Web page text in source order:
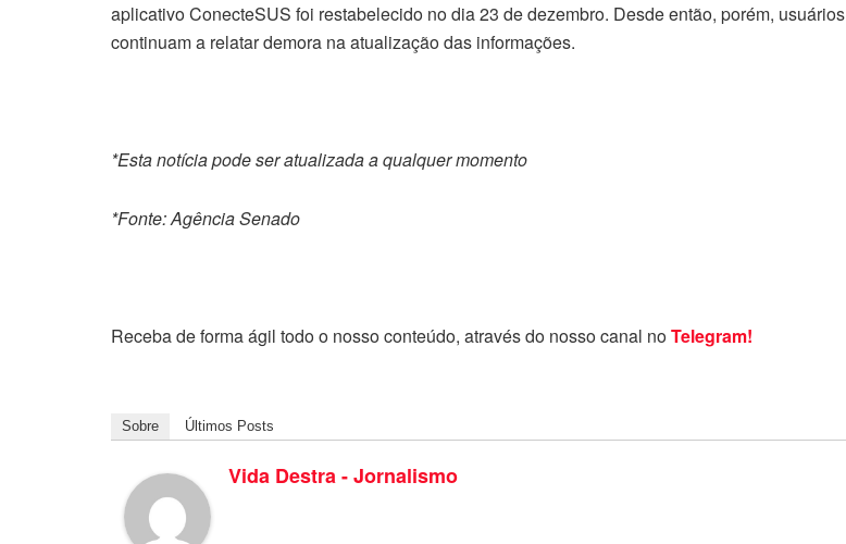
aplicativo ConecteSUS foi restabelecido no dia 23 de dezembro. Desde então, porém, usuários
continuam a relatar demora na atualização das informações.
*Esta notícia pode ser atualizada a qualquer momento
*Fonte: Agência Senado
Receba de forma ágil todo o nosso conteúdo, através do nosso canal noTelegram!
Sobre Últimos Posts
Vida Destra - Jornalismo